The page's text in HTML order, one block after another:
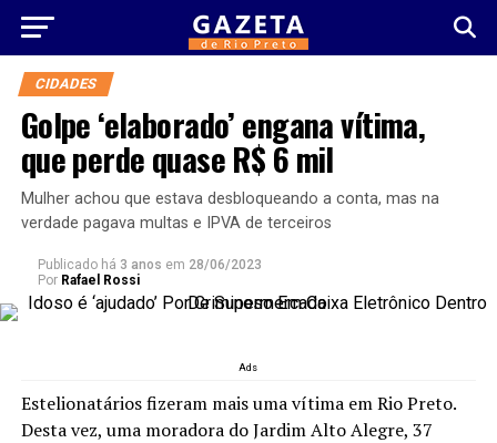
CIDADES
Golpe ‘elaborado’ engana vítima,
que perde quase R$ 6 mil
Mulher achou que estava desbloqueando a conta, mas na
verdade pagava multas e IPVA de terceiros
Publicado há 3 anos em 28/06/2023
Por Rafael Rossi
Ads
Estelionatários fizeram mais uma vítima em Rio Preto.
Desta vez, uma moradora do Jardim Alto Alegre, 37